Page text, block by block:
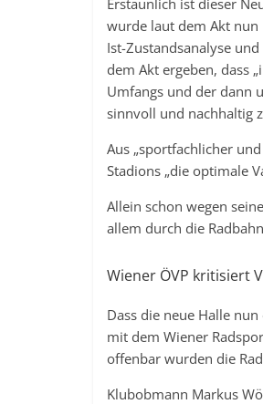
Erstaunlich ist dieser
wurde laut dem Akt nun
Ist-Zustandsanalyse
dem Akt ergeben, dass
Umfangs und der dann
sinnvoll und nachhaltig
Aus „sportfachlicher
Stadions „die optimale
Allein schon wegen
allem durch die
Wiener ÖVP kritisiert
Dass die neue Halle
mit dem Wiener
offenbar wurden die
Klubobmann Markus